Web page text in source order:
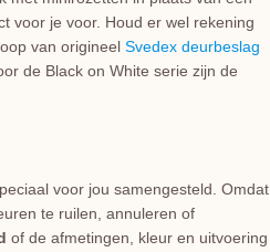
voor je voor. Houd er wel rekening
van origineel Svedex deurbeslag
de Black on White serie zijn de
voor jou samengesteld. Omdat
te ruilen, annuleren of
of de afmetingen, kleur en uitvoering